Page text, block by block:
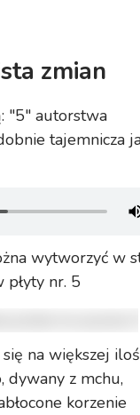
zmian
"5" autorstwa
tajemnicza
wytworzyć w
płyty nr. 5
na większej
dywany z mchu,
korzenie